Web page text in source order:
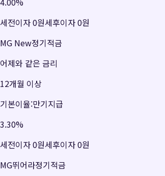
세전이자0원세후이자0원
MG New정기적금
어제와 같은 금리
12개월 이상
기본이율:만기지급
3.30%
세전이자0원세후이자0원
MG뛰어라정기적금